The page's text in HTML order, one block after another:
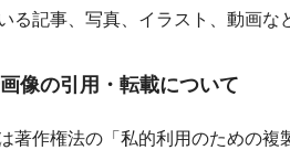
る記事、写真、イラスト、動画な
像の引用・転載について
著作権法の「私的利用のための